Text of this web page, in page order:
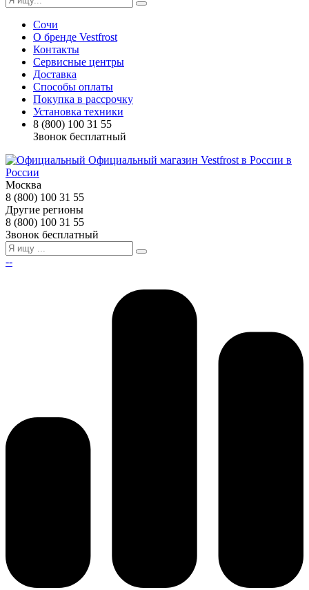
Сочи
О бренде Vestfrost
Контакты
Сервисные центры
Доставка
Способы оплаты
Покупка в рассрочку
Установка техники
8 (800) 100 31 55
Звонок бесплатный
Москва
8 (800) 100 31 55
Другие регионы
8 (800) 100 31 55
Звонок бесплатный
--